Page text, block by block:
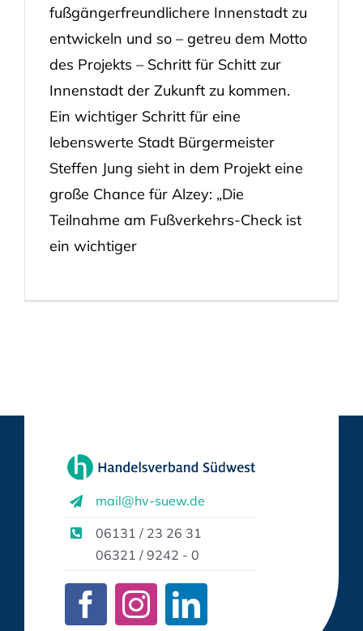
fußgängerfreundlichere Innenstadt zu
entwickeln und so – getreu dem Motto
des Projekts – Schritt für Schitt zur
Innenstadt der Zukunft zu kommen.
Ein wichtiger Schritt für eine
lebenswerte Stadt Bürgermeister
Steffen Jung sieht in dem Projekt eine
große Chance für Alzey: „Die
Teilnahme am Fußverkehrs-Check ist
ein wichtiger
mail@hv-suew.de
06131 / 23 26 31
06321 / 9242 - 0